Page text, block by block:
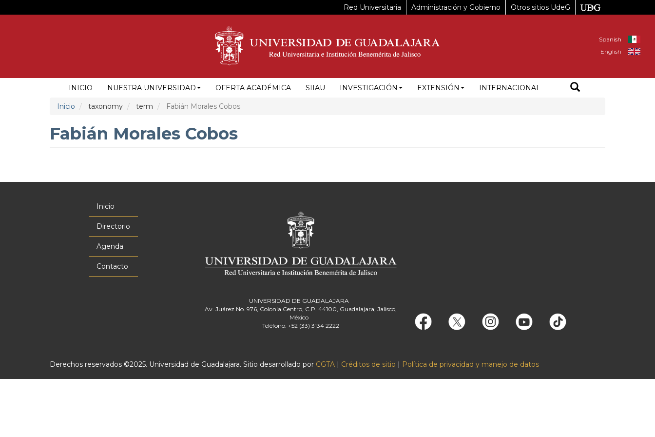
al
Red Universitaria Administración y Gobierno Otros sitios UdeG
Spanish
English
NAVEGACIÓN
PRINCIPAL
INICIO NUESTRA UNIVERSIDAD OFERTA ACADÉMICA SIIAU INVESTIGACIÓN EXTENSIÓN INTERNACIONAL
Inicio taxonomy term Fabián Morales Cobos
Fabián Morales Cobos
principal
Inicio
Directorio
Agenda
Contacto
UNIVERSIDAD DE GUADALAJARA
Av. Juárez No. 976, Colonia Centro, C.P. 44100, Guadalajara, Jalisco,
México
Teléfono: +52 (33) 3134 2222
Derechos reservados ©2025. Universidad de Guadalajara. Sitio desarrollado por CGTA Créditos de sitio Política de privacidad y manejo de datos